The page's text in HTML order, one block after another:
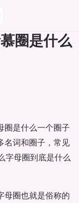
圈是什么
圈是什么一个圈子
名词和圈子，常见
字母圈到底是什么
母圈也就是俗称的